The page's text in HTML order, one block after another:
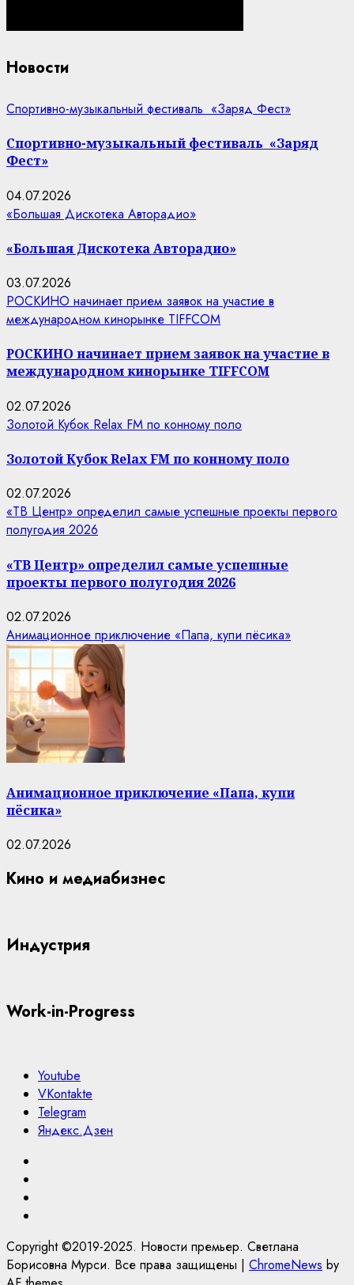
Новости
Спортивно-музыкальный фестиваль «Заряд Фест»
Спортивно-музыкальный фестиваль «Заряд
Фест»
04.07.2026
«Большая Дискотека Авторадио»
«Большая Дискотека Авторадио»
03.07.2026
РОСКИНО начинает прием заявок на участие в
международном кинорынке TIFFCOM
РОСКИНО начинает прием заявок на участие в
международном кинорынке TIFFCOM
02.07.2026
Золотой Кубок Relax FM по конному поло
Золотой Кубок Relax FM по конному поло
02.07.2026
«ТВ Центр» определил самые успешные проекты первого
полугодия 2026
«ТВ Центр» определил самые успешные
проекты первого полугодия 2026
02.07.2026
Анимационное приключение «Папа, купи пёсика»
Анимационное приключение «Папа, купи
пёсика»
02.07.2026
Кино и медиабизнес
Индустрия
Work-in-Progress
Youtube
VKontakte
Telegram
Яндекс.Дзен
Copyright ©2019-2025. Новости премьер. Светлана
Борисовна Мурси. Все права защищены | ChromeNews by